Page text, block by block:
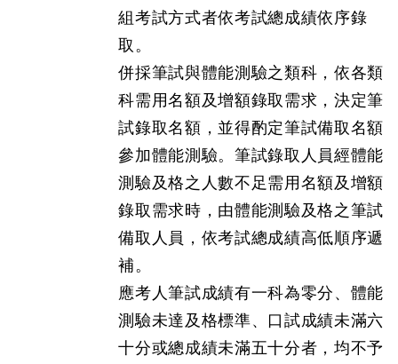
組考試方式者依考試總成績依序錄
取。
併採筆試與體能測驗之類科，依各類
科需用名額及增額錄取需求，決定筆
試錄取名額，並得酌定筆試備取名額
參加體能測驗。筆試錄取人員經體能
測驗及格之人數不足需用名額及增額
錄取需求時，由體能測驗及格之筆試
備取人員，依考試總成績高低順序遞
補。
應考人筆試成績有一科為零分、體能
測驗未達及格標準、口試成績未滿六
十分或總成績未滿五十分者，均不予